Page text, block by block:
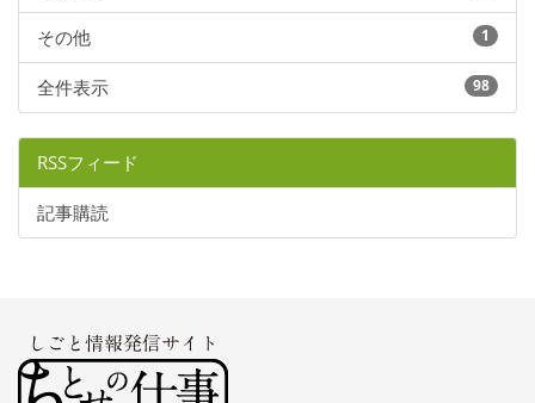
その他 1
全件表示 98
RSSフィード
記事購読